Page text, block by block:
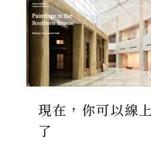
現在，你可以線
了